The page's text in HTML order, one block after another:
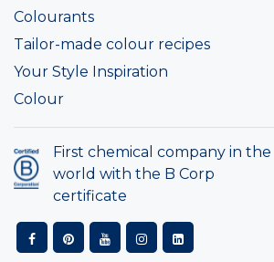
Colourants
Tailor-made colour recipes
Your Style Inspiration
Colour
First chemical company in the
world with the B Corp
certificate